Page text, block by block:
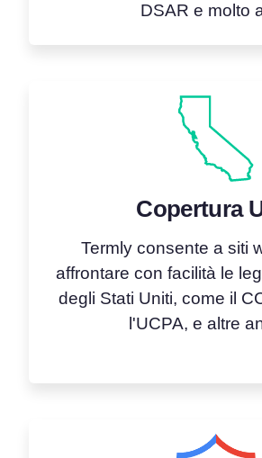
DSAR e molto
Copertura
Termly consente a siti
affrontare con facilità le
degli Stati Uniti, come il
l'UCPA, e altre